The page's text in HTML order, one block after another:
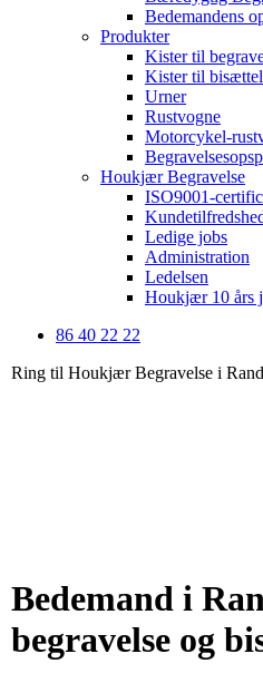
Bedemandens
Produkter
Kister til
Kister til
Urner
Rustvogne
Motorcykel-
Houkjær Begravelse
ISO9001-
Ledige jobs
Administration
Ledelsen
Houkjær 10 års
86 40 22 22
Ring til Houkjær Begravelse i
Bedemand i
begravelse og